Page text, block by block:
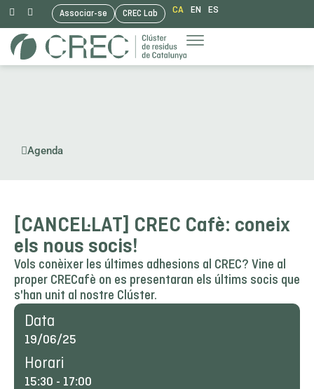
Vés
al
Associar-se CREC Lab CA EN ES
Agenda
[CANCEL·LAT] CREC Cafè: coneix
els nous socis!
Vols conèixer les últimes adhesions al CREC? Vine al
proper CRECafè on es presentaran els últims socis que
s'han unit al nostre Clúster.
Data
19/06/25
Horari
15:30 - 17:00